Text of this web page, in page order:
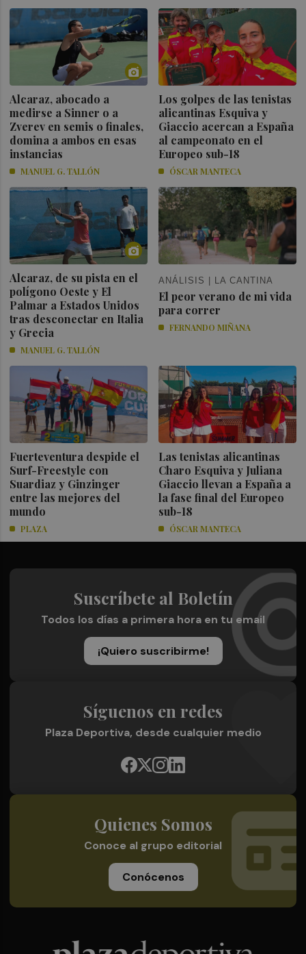
Alcaraz, abocado a
medirse a Sinner o a
Zverev en semis o finales,
domina a ambos en esas
instancias
MANUEL G. TALLÓN
Los golpes de las tenistas
alicantinas Esquiva y
Giaccio acercan a España
al campeonato en el
Europeo sub-18
ÓSCAR MANTECA
Alcaraz, de su pista en el
polígono Oeste y El
Palmar a Estados Unidos
tras desconectar en Italia
y Grecia
MANUEL G. TALLÓN
ANÁLISIS | LA CANTINA
El peor verano de mi vida
para correr
FERNANDO MIÑANA
Fuerteventura despide el
Surf-Freestyle con
Suardiaz y Ginzinger
entre las mejores del
mundo
PLAZA
Las tenistas alicantinas
Charo Esquiva y Juliana
Giaccio llevan a España a
la fase final del Europeo
sub-18
ÓSCAR MANTECA
Suscríbete al Boletín
Todos los días a primera hora en tu email
¡Quiero suscribirme!
Síguenos en redes
Plaza Deportiva, desde cualquier medio
Quienes Somos
Conoce al grupo editorial
Conócenos